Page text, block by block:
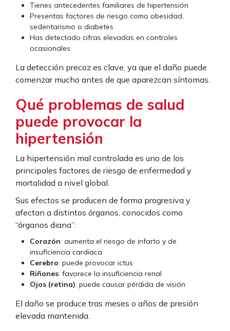
Tienes antecedentes familiares de hipertensión
Presentas factores de riesgo como obesidad,
sedentarismo o diabetes
Has detectado cifras elevadas en controles
ocasionales
La detección precoz es clave, ya que el daño puede
comenzar mucho antes de que aparezcan síntomas.
Qué problemas de salud
puede provocar la
hipertensión
La hipertensión mal controlada es uno de los
principales factores de riesgo de enfermedad y
mortalidad a nivel global.
Sus efectos se producen de forma progresiva y
afectan a distintos órganos, conocidos como
“órganos diana”:
Corazón: aumenta el riesgo de infarto y de
insuficiencia cardiaca
Cerebro: puede provocar ictus
Riñones: favorece la insuficiencia renal
Ojos (retina): puede causar pérdida de visión
El daño se produce tras meses o años de presión
elevada mantenida.